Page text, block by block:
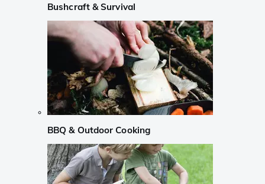
Bushcraft & Survival
BBQ & Outdoor Cooking